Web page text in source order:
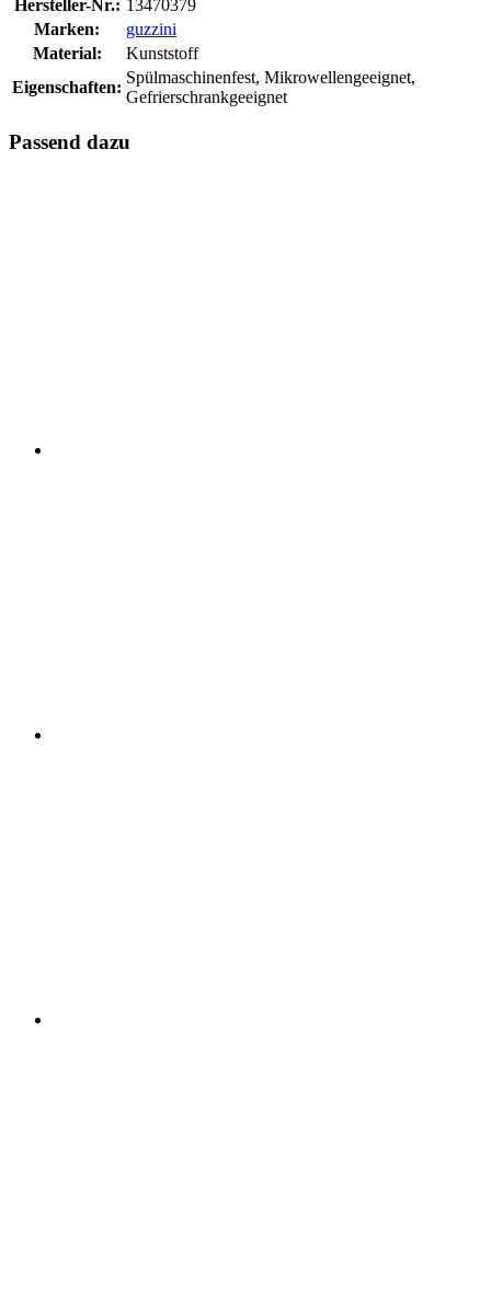
Hersteller-Nr.: 13470379
Marken:
guzzini
Material:
Kunststoff
Eigenschaften:
Spülmaschinenfest, Mikrowellengeeignet,
Gefrierschrankgeeignet
Passend dazu